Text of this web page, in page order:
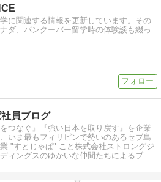
に関連する情報を更新しています。その
ダ、バンクーバー留学時の体験談も綴っ
員ブログ
をつなぐ』『強い日本を取り戻す』を企業
いま最もフィリピンで勢いのあるセブ島
"すとじゃぱ" こと株式会社ストロングジ
ィングスのゆかいな仲間たちによるブロ